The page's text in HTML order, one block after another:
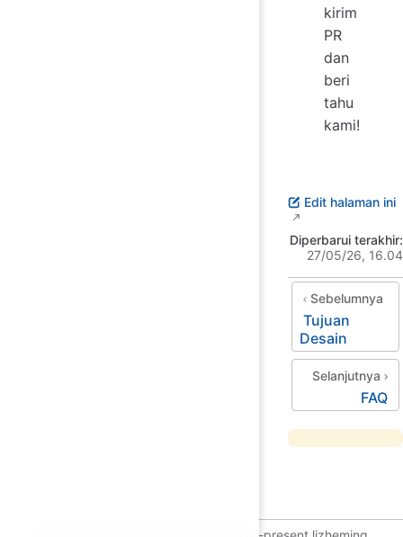
kirim
PR
dan
beri
tahu
kami!
Edit halaman ini
Diperbarui terakhir:
27/05/26, 16.04
Sebelumnya
Tujuan
Desain
Selanjutnya
FAQ